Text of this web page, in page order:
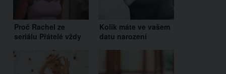
Proč Rachel ze
seriálu Přátelé vždy
Herečka prozradila
drsnou pravdu!
Kolik máte ve vašem
datu narození